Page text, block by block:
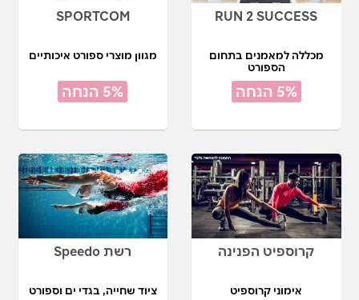
RUN 2 SUCCESS
מכללה למאמנים בתחום
הספורט
5% הנחה
SPORTCOM
מגוון מוצרי ספורט איכותיים
5% הנחה
קרוספיט הפנינה
אימוני קרוספיט
רשת Speedo
ציוד שחייה, בגדי ים וספורט